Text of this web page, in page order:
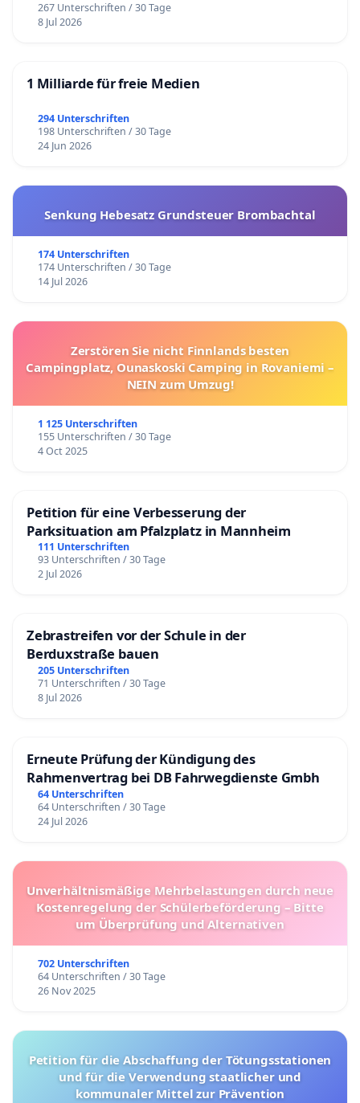
267 Unterschriften / 30 Tage
8 Jul 2026
1 Milliarde für freie Medien
294 Unterschriften
198 Unterschriften / 30 Tage
24 Jun 2026
Senkung Hebesatz Grundsteuer Brombachtal
174 Unterschriften
174 Unterschriften / 30 Tage
14 Jul 2026
Zerstören Sie nicht Finnlands besten
Campingplatz, Ounaskoski Camping in Rovaniemi –
NEIN zum Umzug!
1 125 Unterschriften
155 Unterschriften / 30 Tage
4 Oct 2025
Petition für eine Verbesserung der
Parksituation am Pfalzplatz in Mannheim
111 Unterschriften
93 Unterschriften / 30 Tage
2 Jul 2026
Zebrastreifen vor der Schule in der
Berduxstraße bauen
205 Unterschriften
71 Unterschriften / 30 Tage
8 Jul 2026
Erneute Prüfung der Kündigung des
Rahmenvertrag bei DB Fahrwegdienste Gmbh
64 Unterschriften
64 Unterschriften / 30 Tage
24 Jul 2026
Unverhältnismäßige Mehrbelastungen durch neue
Kostenregelung der Schülerbeförderung – Bitte
um Überprüfung und Alternativen
702 Unterschriften
64 Unterschriften / 30 Tage
26 Nov 2025
Petition für die Abschaffung der Tötungsstationen
und für die Verwendung staatlicher und
kommunaler Mittel zur Prävention